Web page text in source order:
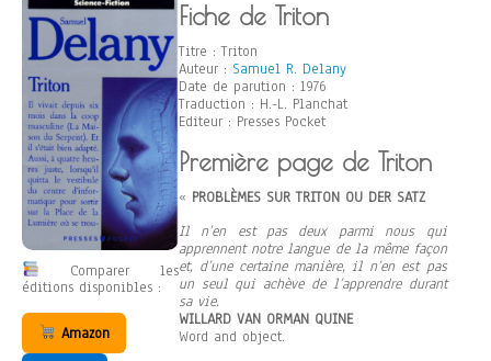
Comparer les
éditions disponibles :
Amazon
Fiche de Triton
Titre : Triton
Auteur : Samuel R. Delany
Date de parution : 1976
Traduction : H.-L. Planchat
Editeur : Presses Pocket
Première page de Triton
« PROBLÈMES SUR TRITON OU DER SATZ
Il n’en est pas deux parmi nous qui
apprennent notre langue de la même façon
et, d’une certaine manière, il n’en est pas
un seul qui achève de l’apprendre durant
sa vie.
WILLARD VAN ORMAN QUINE
Word and object.